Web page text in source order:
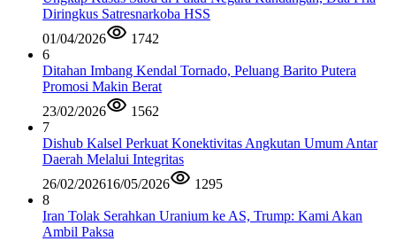
Diringkus Satresnarkoba HSS
01/04/2026
1742
6
Ditahan Imbang Kendal Tornado, Peluang Barito Putera
Promosi Makin Berat
23/02/2026
1562
7
Dishub Kalsel Perkuat Konektivitas Angkutan Umum Antar
Daerah Melalui Integritas
26/02/202616/05/2026
1295
8
Iran Tolak Serahkan Uranium ke AS, Trump: Kami Akan
Ambil Paksa